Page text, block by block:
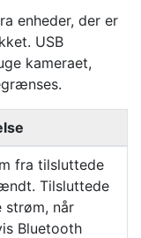
enheder, der er
USB
kameraet,
fra tilsluttede
Tilsluttede
strøm, når
Bluetooth